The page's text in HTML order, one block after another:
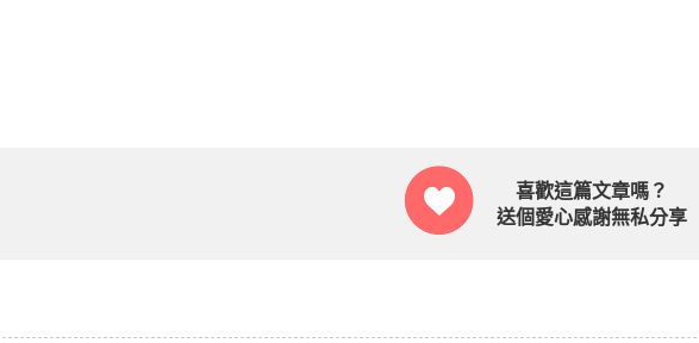
喜歡這篇文章嗎？
送個愛心感謝無私分享